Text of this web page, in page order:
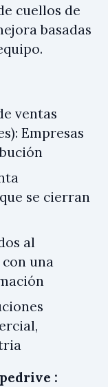
cuellos de
basadas
ventas
Empresas
se cierran
al
una
: